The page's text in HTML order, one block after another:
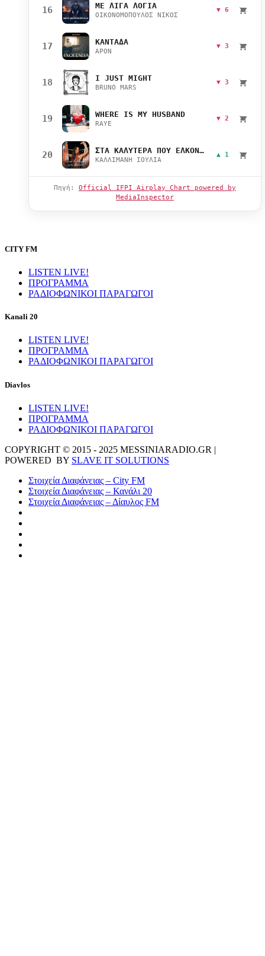
16 ΜΕ ΛΙΓΑ ΛΟΓΙΑ
ΟΙΚΟΝΟΜΟΠΟΥΛΟΣ ΝΙΚΟΣ
▼ 6
17 ΚΑΝΤΑΔΑ
APON
▼ 3
18 I JUST MIGHT
BRUNO MARS
▼ 3
19 WHERE IS MY HUSBAND
RAYE
▼ 2
20 ΣΤΑ ΚΑΛΥΤΕΡΑ ΠΟΥ ΕΛΚΟΝΤΑΙ
ΚΑΛΛΙΜΑΝΗ ΙΟΥΛΙΑ
▲ 1
Πηγή: Official IFPI Airplay Chart powered by
MediaInspector
CITY FM
LISTEN LIVE!
ΠΡΟΓΡΑΜΜΑ
ΡΑΔΙΟΦΩΝΙΚΟΙ ΠΑΡΑΓΩΓΟΙ
Kanali 20
LISTEN LIVE!
ΠΡΟΓΡΑΜΜΑ
ΡΑΔΙΟΦΩΝΙΚΟΙ ΠΑΡΑΓΩΓΟΙ
Diavlos
LISTEN LIVE!
ΠΡΟΓΡΑΜΜΑ
ΡΑΔΙΟΦΩΝΙΚΟΙ ΠΑΡΑΓΩΓΟΙ
COPYRIGHT © 2015 - 2025 MESSINIARADIO.GR |
POWERED BY SLAVE IT SOLUTIONS
Στοιχεία Διαφάνειας – City FM
Στοιχεία Διαφάνειας – Κανάλι 20
Στοιχεία Διαφάνειας – Δίαυλος FM